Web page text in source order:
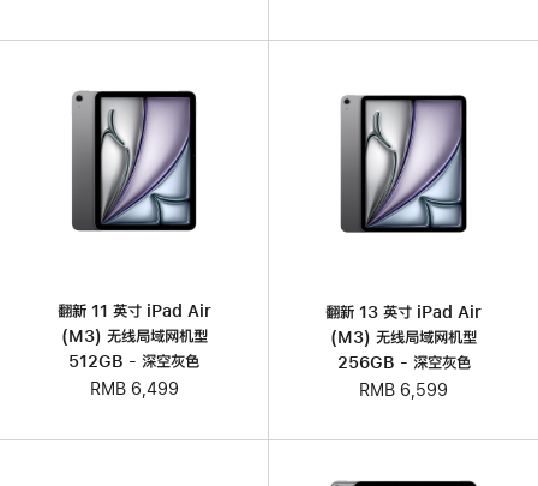
翻新 11 英寸 iPad Air
(M3) 无线局域网机型
512GB - 深空灰色
RMB 6,499
翻新 13 英寸 iPad Air
(M3) 无线局域网机型
256GB - 深空灰色
RMB 6,599